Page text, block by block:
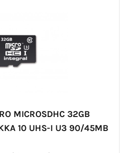
MICROSDHC 32GB
10 UHS-I U3 90/45MB